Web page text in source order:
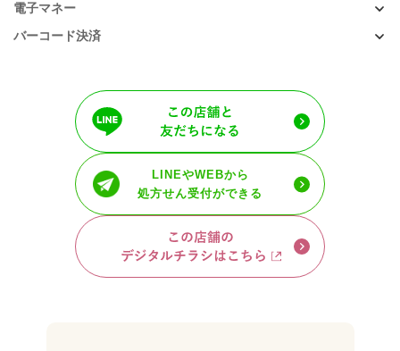
電子マネー
バーコード決済
LINEやWEBから
処方せん受付ができる